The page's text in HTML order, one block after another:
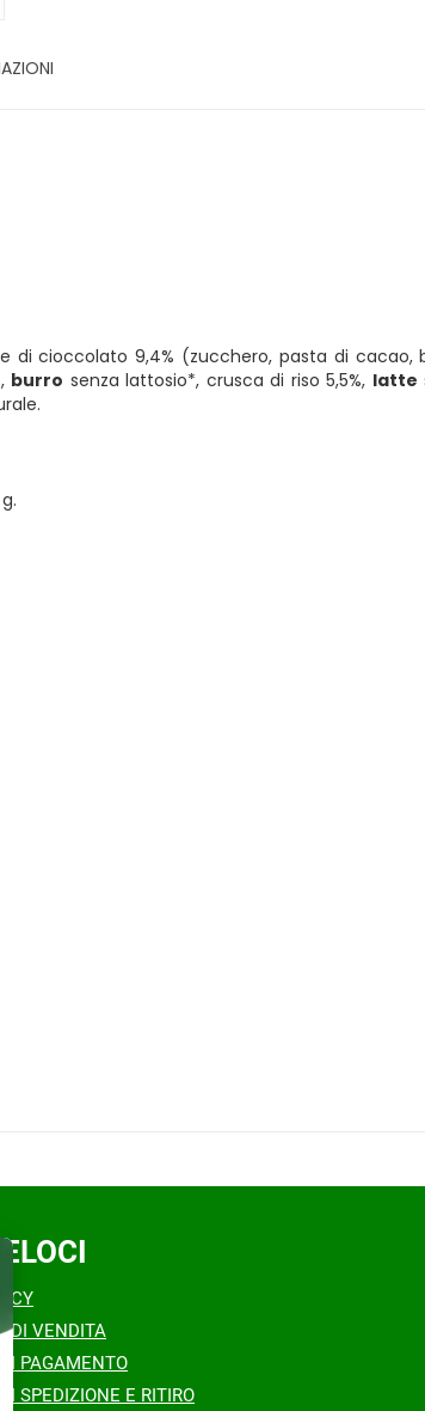
di cioccolato 9,4% (zucchero, pasta di
burro senza lattosio*, crusca di riso 5,5%, latte
DI VENDITA
PAGAMENTO
SPEDIZIONE E RITIRO